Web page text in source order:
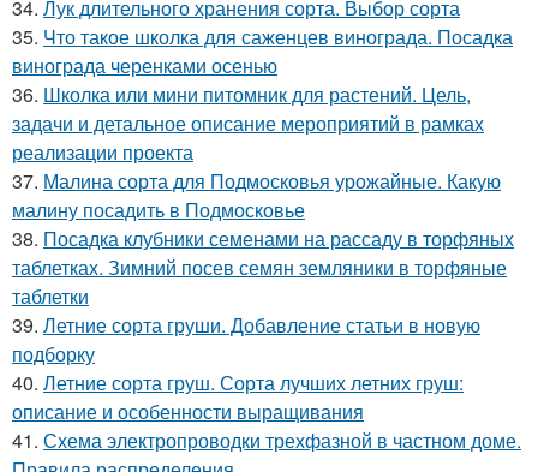
34. Лук длительного хранения сорта. Выбор сорта
35. Что такое школка для саженцев винограда. Посадка
винограда черенками осенью
36. Школка или мини питомник для растений. Цель,
задачи и детальное описание мероприятий в рамках
реализации проекта
37. Малина сорта для Подмосковья урожайные. Какую
малину посадить в Подмосковье
38. Посадка клубники семенами на рассаду в торфяных
таблетках. Зимний посев семян земляники в торфяные
таблетки
39. Летние сорта груши. Добавление статьи в новую
подборку
40. Летние сорта груш. Сорта лучших летних груш:
описание и особенности выращивания
41. Схема электропроводки трехфазной в частном доме.